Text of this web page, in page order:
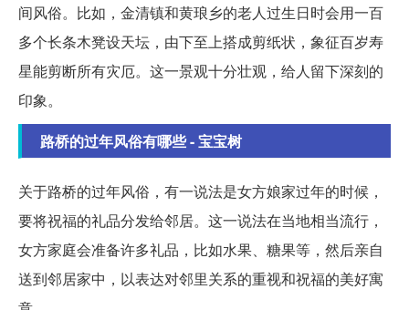
间风俗。比如，金清镇和黄琅乡的老人过生日时会用一百
多个长条木凳设天坛，由下至上搭成剪纸状，象征百岁寿
星能剪断所有灾厄。这一景观十分壮观，给人留下深刻的
印象。
路桥的过年风俗有哪些 - 宝宝树
关于路桥的过年风俗，有一说法是女方娘家过年的时候，
要将祝福的礼品分发给邻居。这一说法在当地相当流行，
女方家庭会准备许多礼品，比如水果、糖果等，然后亲自
送到邻居家中，以表达对邻里关系的重视和祝福的美好寓